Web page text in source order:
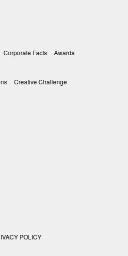
Corporate Facts Awards
Creative Challenge
POLICY